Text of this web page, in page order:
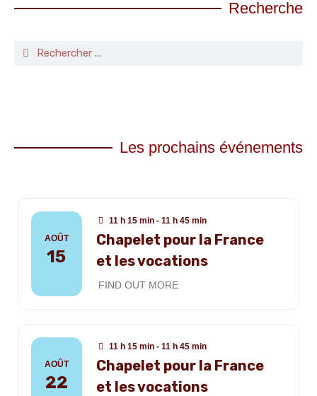
Recherche
Les prochains événements
AOÛT
15
11 h 15 min - 11 h 45 min
Chapelet pour la France
et les vocations
FIND OUT MORE
AOÛT
22
11 h 15 min - 11 h 45 min
Chapelet pour la France
et les vocations